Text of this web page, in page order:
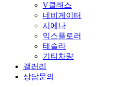
V클래스
네비게이터
시에나
익스플로러
테슬라
기티차량
갤러리
상담문의